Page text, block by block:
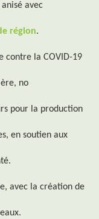
avec
région.
contre la COVID-19
no
pour la production
en soutien aux
avec la création de